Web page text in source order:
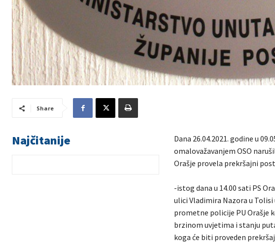
Share
Najčitanije
Dana 26.04.2021. godine u
omalovažavanjem OSO
Orašje provela prekršajni
-istog dana u 14.00 sati PS
ulici Vladimira Nazora u
prometne policije PU Orašje
brzinom uvjetima i stanju
koga će biti proveden